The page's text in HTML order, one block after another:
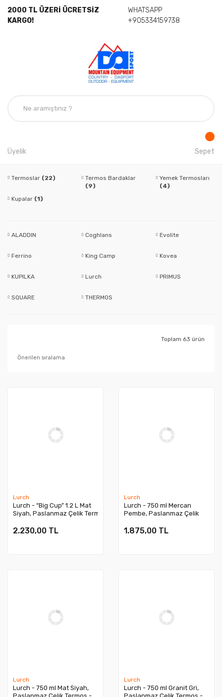
2000 TL ÜZERİ ÜCRETSİZ
KARGO!
WHATSAPP
+905334159738
Üyelik Sepet
Termoslar (22)
Termos Bardaklar
(9)
Yemek Termosları
(4)
Kupalar (1)
ALADDIN Coghlans Evolite
Ferrino King Camp Kovea
KUPILKA Lurch PRIMUS
SQUARE THERMOS
Toplam 63 ürün
Lurch
Lurch - “Big Cup” 1.2 L Mat
Siyah, Paslanmaz Çelik Termos -
- 240978
2.230,00 TL
Lurch
Lurch - 750 ml Mercan
Pembe, Paslanmaz Çelik
Sızdırmaz - 240968
1.875,00 TL
Lurch
Lurch - 750 ml Mat Siyah,
Lurch
Lurch - 750 ml Granit Gri,